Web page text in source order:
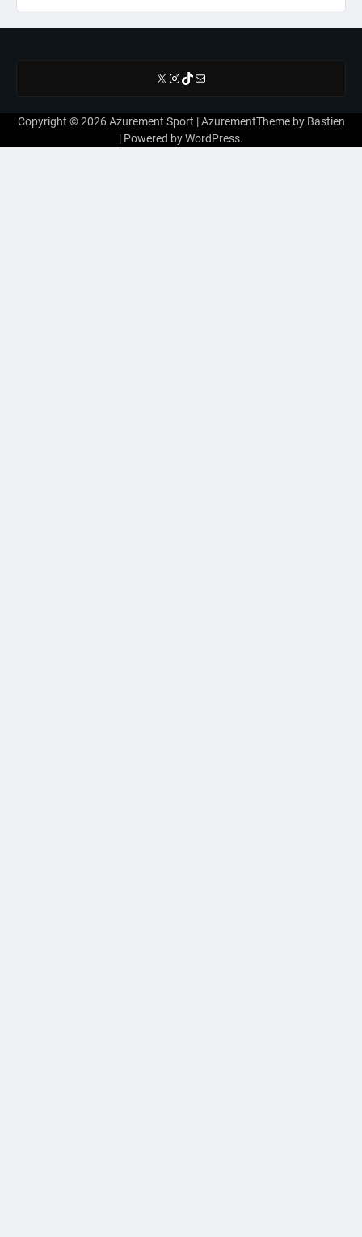
X Instagram
TikTok
E-mail
Copyright © 2026Azurement Sport | AzurementTheme by Bastien
| Powered byWordPress.